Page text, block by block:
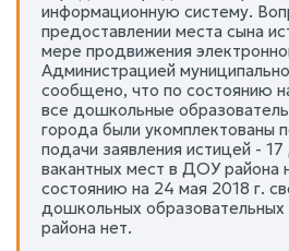
информационную систему.
предоставлении места сына
мере продвижения
Администрацией
сообщено, что по состоянию
все дошкольные
города были укомплектованы
подачи заявления истицей -
вакантных мест в ДОУ района
состоянию на 24 мая 2018 г.
дошкольных
района нет.